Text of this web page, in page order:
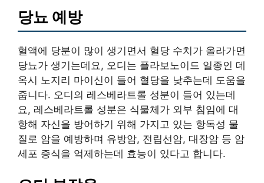
당뇨 예방
혈액에 당분이 많이 생기면서 혈당 수치가 올라가면
당뇨가 생기는데요, 오디는 플라보노이드 일종인 데
옥시 노지리 마이신이 들어 혈당을 낮추는데 도움을
줍니다. 오디의 레스베라트롤 성분이 들어 있는데
요, 레스베라트롤 성분은 식물체가 외부 침임에 대
항해 자신을 방어하기 위해 가지고 있는 항독성 물
질로 암을 예방하며 유방암, 전립선암, 대장암 등 암
세포 증식을 억제하는데 효능이 있다고 합니다.